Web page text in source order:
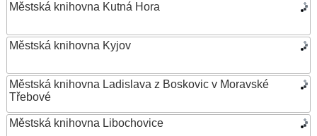
Městská knihovna Kutná Hora
Městská knihovna Kyjov
Městská knihovna Ladislava z Boskovic v Moravské
Třebové
Městská knihovna Libochovice